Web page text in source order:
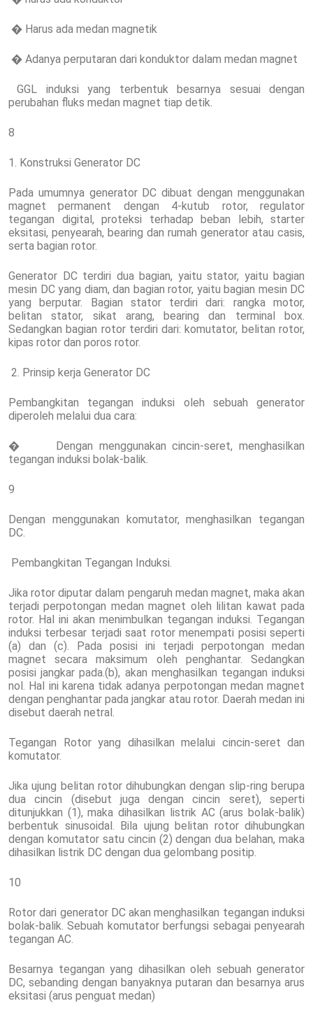
� Harus ada medan magnetik
� Adanya perputaran dari konduktor dalam medan magnet
GGL induksi yang terbentuk besarnya sesuai dengan
perubahan fluks medan magnet tiap detik.
8
1. Konstruksi Generator DC
Pada umumnya generator DC dibuat dengan menggunakan
magnet permanent dengan 4-kutub rotor, regulator
tegangan digital, proteksi terhadap beban lebih, starter
eksitasi, penyearah, bearing dan rumah generator atau casis,
serta bagian rotor.
Generator DC terdiri dua bagian, yaitu stator, yaitu bagian
mesin DC yang diam, dan bagian rotor, yaitu bagian mesin DC
yang berputar. Bagian stator terdiri dari: rangka motor,
belitan stator, sikat arang, bearing dan terminal box.
Sedangkan bagian rotor terdiri dari: komutator, belitan rotor,
kipas rotor dan poros rotor.
2. Prinsip kerja Generator DC
Pembangkitan tegangan induksi oleh sebuah generator
diperoleh melalui dua cara:
� Dengan menggunakan cincin-seret, menghasilkan
tegangan induksi bolak-balik.
9
Dengan menggunakan komutator, menghasilkan tegangan
DC.
Pembangkitan Tegangan Induksi.
Jika rotor diputar dalam pengaruh medan magnet, maka akan
terjadi perpotongan medan magnet oleh lilitan kawat pada
rotor. Hal ini akan menimbulkan tegangan induksi. Tegangan
induksi terbesar terjadi saat rotor menempati posisi seperti
(a) dan (c). Pada posisi ini terjadi perpotongan medan
magnet secara maksimum oleh penghantar. Sedangkan
posisi jangkar pada.(b), akan menghasilkan tegangan induksi
nol. Hal ini karena tidak adanya perpotongan medan magnet
dengan penghantar pada jangkar atau rotor. Daerah medan ini
disebut daerah netral.
Tegangan Rotor yang dihasilkan melalui cincin-seret dan
komutator.
Jika ujung belitan rotor dihubungkan dengan slip-ring berupa
dua cincin (disebut juga dengan cincin seret), seperti
ditunjukkan (1), maka dihasilkan listrik AC (arus bolak-balik)
berbentuk sinusoidal. Bila ujung belitan rotor dihubungkan
dengan komutator satu cincin (2) dengan dua belahan, maka
dihasilkan listrik DC dengan dua gelombang positip.
10
Rotor dari generator DC akan menghasilkan tegangan induksi
bolak-balik. Sebuah komutator berfungsi sebagai penyearah
tegangan AC.
Besarnya tegangan yang dihasilkan oleh sebuah generator
DC, sebanding dengan banyaknya putaran dan besarnya arus
eksitasi (arus penguat medan)